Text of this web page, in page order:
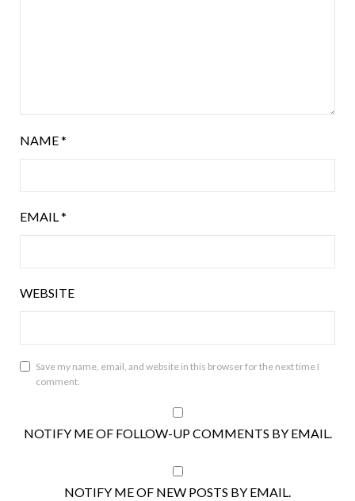
NAME*
EMAIL*
WEBSITE
Save my name, email, and website in this browser for the next time I
comment.
NOTIFY ME OF FOLLOW-UP COMMENTS BY EMAIL.
NOTIFY ME OF NEW POSTS BY EMAIL.